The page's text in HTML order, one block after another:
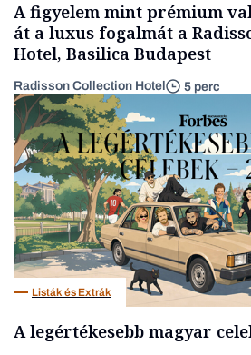
A figyelem mint prémium
át a luxus fogalmát a
Hotel, Basilica Budapest
Radisson Collection Hotel 5 perc
Listák és Extrák
A legértékesebb magyar